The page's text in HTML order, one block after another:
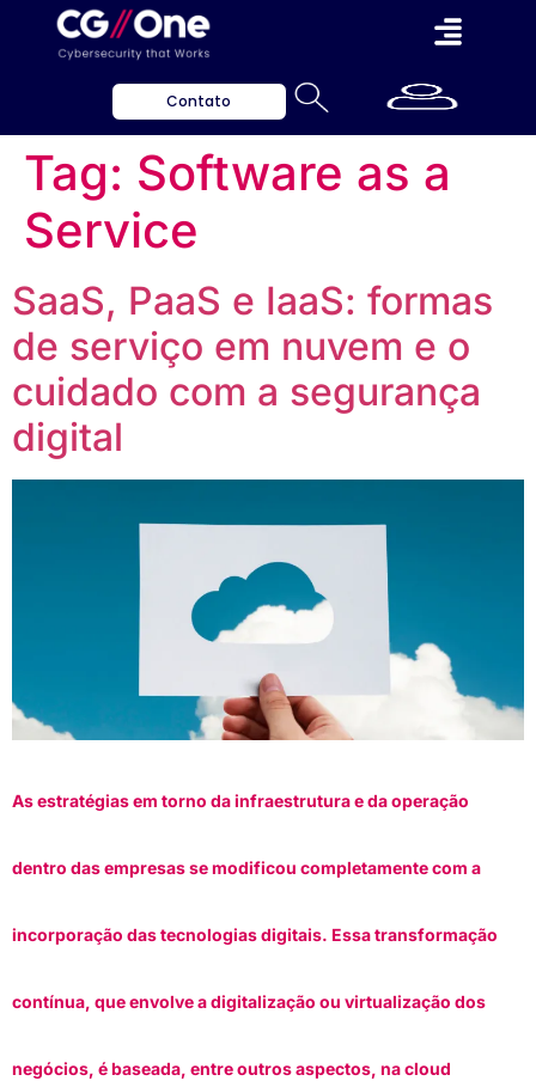
Contato
Tag: Software as a
Service
SaaS, PaaS e IaaS: formas
de serviço em nuvem e o
cuidado com a segurança
digital
As estratégias em torno da infraestrutura e da operação
dentro das empresas se modificou completamente com a
incorporação das tecnologias digitais. Essa transformação
contínua, que envolve a digitalização ou virtualização dos
negócios, é baseada, entre outros aspectos, na cloud